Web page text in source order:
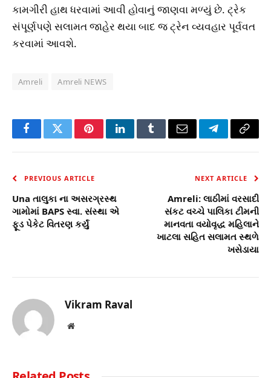
કામગીરી હાથ ધરવામાં આવી હોવાનું જાણવા મળ્યું છે. ટ્રેક
સંપૂર્ણપણે સલામત જાહેર થયા બાદ જ ટ્રેન વ્યવહાર પૂર્વવત
કરવામાં આવશે.
Amreli Amreli NEWS
FacebookTwitterPinterestLinkedInTumblrEmail TelegramCopy
PREVIOUS ARTICLE
Una તાલુકા ના અસરગ્રસ્થ
ગામોમાં BAPS સ્વા. સંસ્થા એ
ફૂડ પેકેટ વિતરણ કર્યું
NEXT ARTICLE
Amreli: લાઠીમાં વરસાદી
સંકટ વચ્ચે પાલિકા ટીમની
માનવતા વયોવૃદ્ધ મહિલાને
ખાટલા સહિત સલામત સ્થળે
ખસેડાયા
Vikram Raval
Website